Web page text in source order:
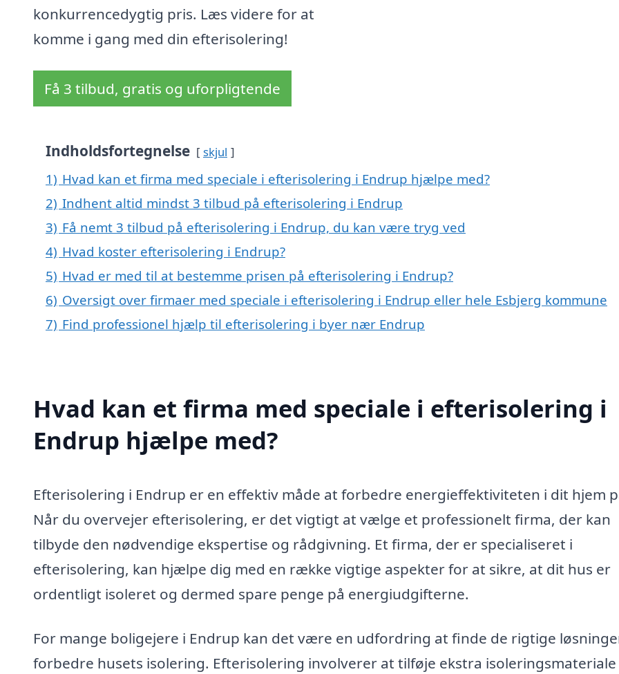
konkurrencedygtig pris. Læs videre for at
komme i gang med din efterisolering!
Få 3 tilbud, gratis og uforpligtende
Indholdsfortegnelse skjul
1) Hvad kan et firma med speciale i efterisolering i Endrup hjælpe med?
2) Indhent altid mindst 3 tilbud på efterisolering i Endrup
3) Få nemt 3 tilbud på efterisolering i Endrup, du kan være tryg ved
4) Hvad koster efterisolering i Endrup?
5) Hvad er med til at bestemme prisen på efterisolering i Endrup?
6) Oversigt over firmaer med speciale i efterisolering i Endrup eller hele Esbjerg kommune
7) Find professionel hjælp til efterisolering i byer nær Endrup
Hvad kan et firma med speciale i efterisolering i
Endrup hjælpe med?
Efterisolering i Endrup er en effektiv måde at forbedre energieffektiviteten i dit hjem
Når du overvejer efterisolering, er det vigtigt at vælge et professionelt firma, der kan
tilbyde den nødvendige ekspertise og rådgivning. Et firma, der er specialiseret i
efterisolering, kan hjælpe dig med en række vigtige aspekter for at sikre, at dit hus er
ordentligt isoleret og dermed spare penge på energiudgifterne.
For mange boligejere i Endrup kan det være en udfordring at finde de rigtige
forbedre husets isolering. Efterisolering involverer at tilføje ekstra